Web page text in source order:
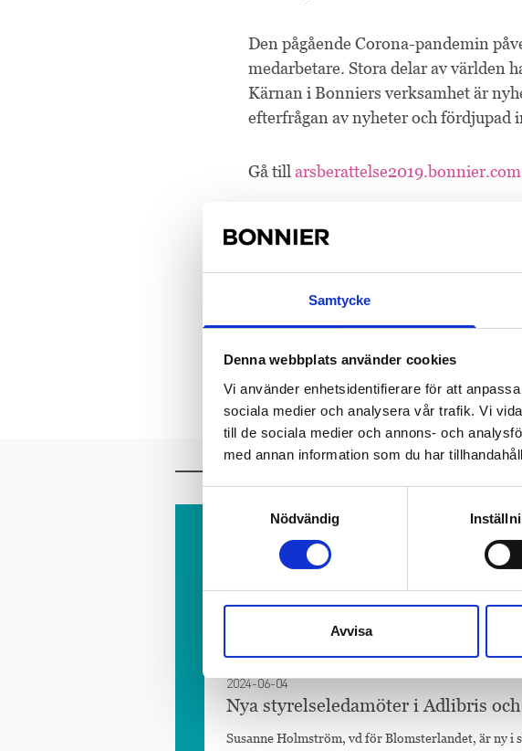
Samtycke
Denna webbplats använder cookies
Vi använder enhetsidentifierare för att
sociala medier och analysera vår trafik. Vi
till de sociala medier och annons- och
med annan information som du har
Nödvändig
Avvisa
Den pågående Corona-pandemin
medarbetare. Stora delar av världen
Kärnan i Bonniers verksamhet är
efterfrågan av nyheter och
Gå till arsberattelse2019.bonnier.com
Eller ladda ned årsberättelsen som
2025-02-20
Kraftig resultatförbättring för
Bonnier Groups omsättning ökade till 23 194
2024-06-04
Nya styrelseledamöter i Adlibris
Susanne Holmström, vd för Blomsterlandet, är ny i